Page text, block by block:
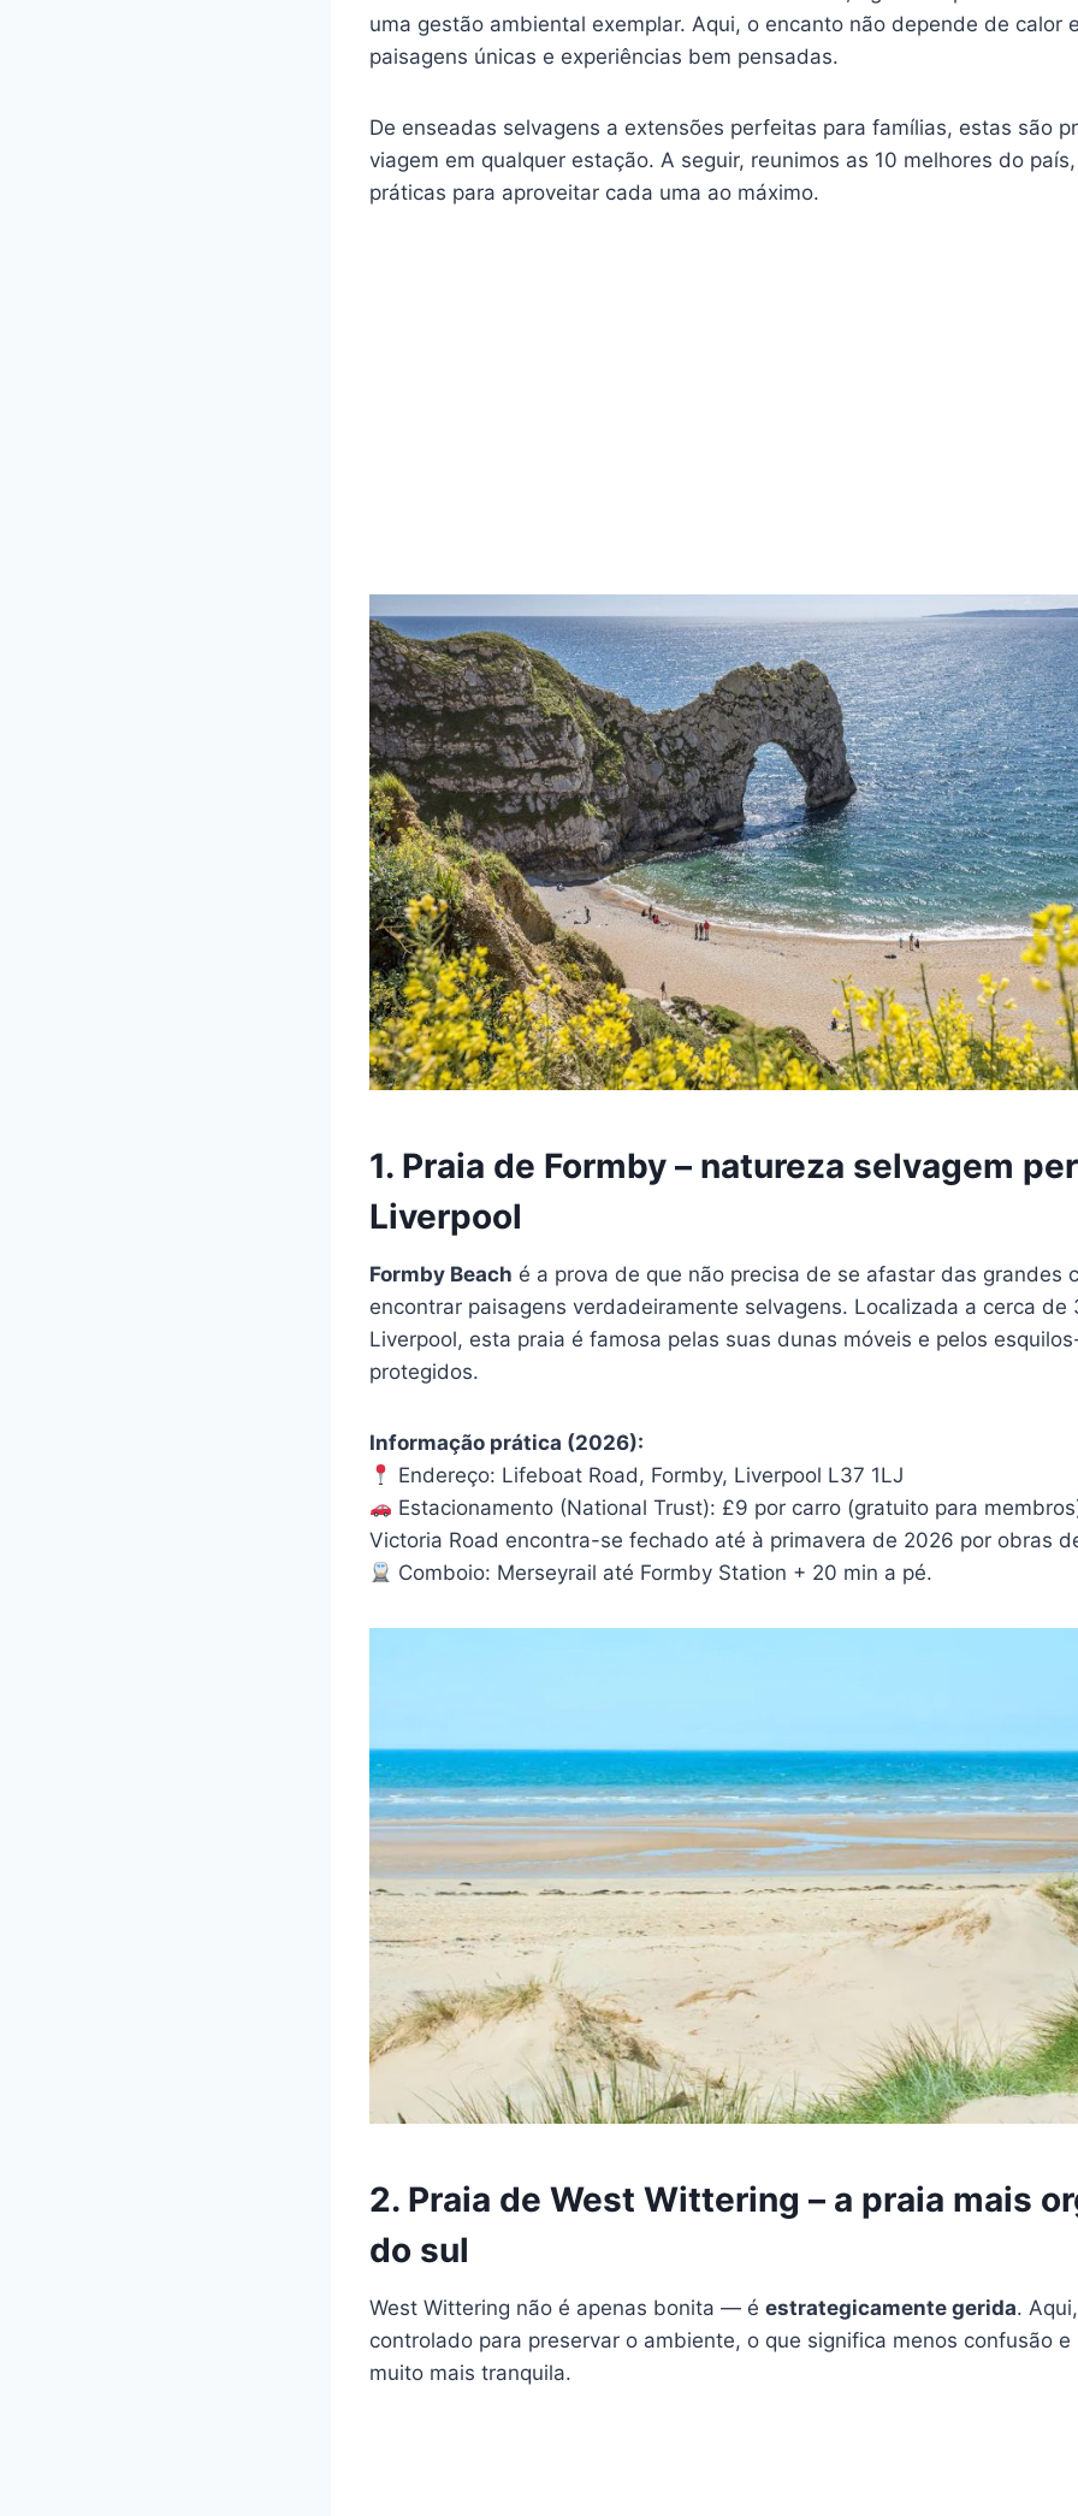
uma gestão ambiental exemplar. Aqui, o encanto não depende de calor
paisagens únicas e experiências bem pensadas.
De enseadas selvagens a extensões perfeitas para famílias, estas são
viagem em qualquer estação. A seguir, reunimos as 10 melhores do
práticas para aproveitar cada uma ao máximo.
1. Praia de Formby – natureza selvagem
Liverpool
Formby Beach é a prova de que não precisa de se afastar das grandes
encontrar paisagens verdadeiramente selvagens. Localizada a cerca de
Liverpool, esta praia é famosa pelas suas dunas móveis e pelos
protegidos.
Informação prática (2026):
Endereço: Lifeboat Road, Formby, Liverpool L37 1LJ
Estacionamento (National Trust): £9 por carro (gratuito para
Victoria Road encontra-se fechado até à primavera de 2026 por obras
Comboio: Merseyrail até Formby Station + 20 min a pé.
2. Praia de West Wittering – a praia mais
do sul
West Wittering não é apenas bonita — é estrategicamente gerida.
controlado para preservar o ambiente, o que significa menos confusão e
muito mais tranquila.